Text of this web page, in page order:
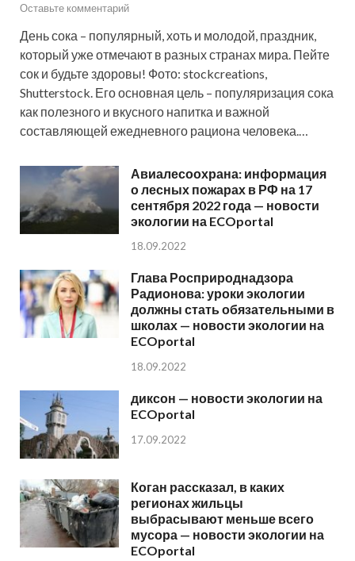
Оставьте комментарий
День сока – популярный, хоть и молодой, праздник,
который уже отмечают в разных странах мира. Пейте
сок и будьте здоровы! Фото: stockcreations,
Shutterstock. Его основная цель – популяризация сока
как полезного и вкусного напитка и важной
составляющей ежедневного рациона человека.…
Авиалесоохрана: информация
о лесных пожарах в РФ на 17
сентября 2022 года — новости
экологии на ECOportal
18.09.2022
Глава Росприроднадзора
Радионова: уроки экологии
должны стать обязательными в
школах — новости экологии на
ECOportal
18.09.2022
диксон — новости экологии на
ECOportal
17.09.2022
Коган рассказал, в каких
регионах жильцы
выбрасывают меньше всего
мусора — новости экологии на
ECOportal